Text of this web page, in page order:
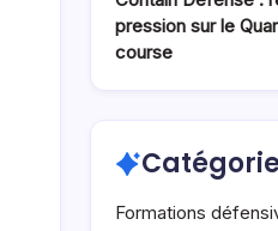
pression sur le
course
Formations